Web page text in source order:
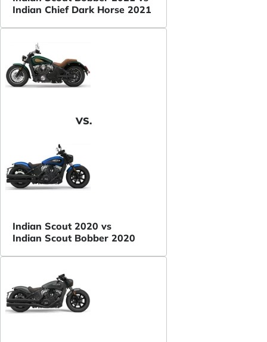
Indian Chief Dark Horse 2021
VS.
Indian Scout 2020 vs
Indian Scout Bobber 2020